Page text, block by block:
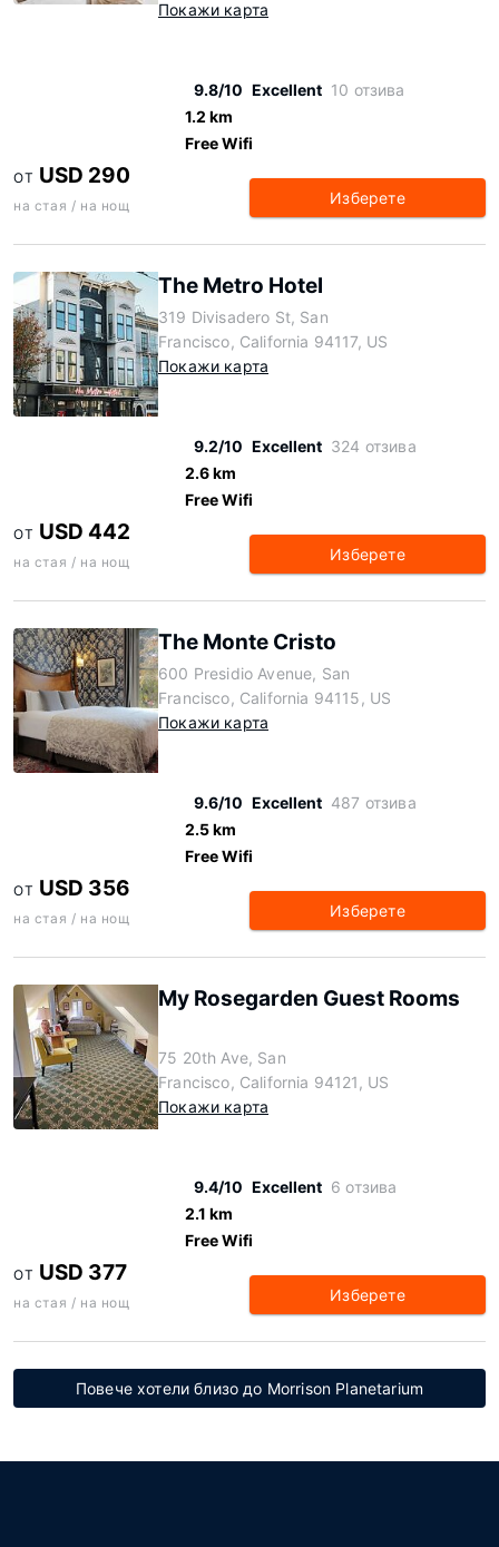
Покажи карта
9.8/10 Excellent 10 отзива
1.2 km
Free Wifi
ОТ USD 290
на стая / на нощ Изберете
The Metro Hotel
319 Divisadero St, San
Francisco, California 94117, US
Покажи карта
9.2/10 Excellent 324 отзива
2.6 km
Free Wifi
ОТ USD 442
на стая / на нощ Изберете
The Monte Cristo
600 Presidio Avenue, San
Francisco, California 94115, US
Покажи карта
9.6/10 Excellent 487 отзива
2.5 km
Free Wifi
ОТ USD 356
на стая / на нощ Изберете
My Rosegarden Guest Rooms
75 20th Ave, San
Francisco, California 94121, US
Покажи карта
9.4/10 Excellent 6 отзива
2.1 km
Free Wifi
ОТ USD 377
на стая / на нощ Изберете
Повече хотели близо до Morrison Planetarium